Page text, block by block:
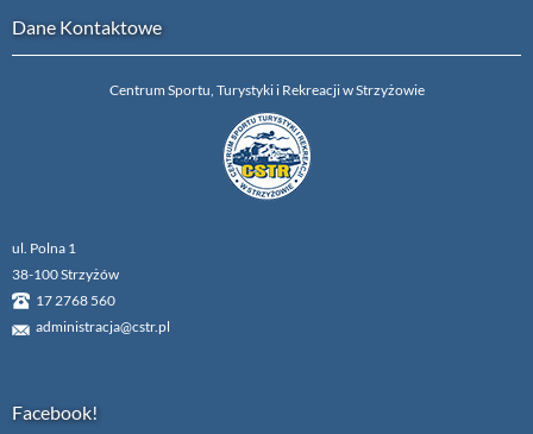
Dane Kontaktowe
Centrum Sportu, Turystyki i Rekreacji w Strzyżowie
ul. Polna 1
38-100 Strzyżów
17 2768 560
administracja@cstr.pl
Facebook!